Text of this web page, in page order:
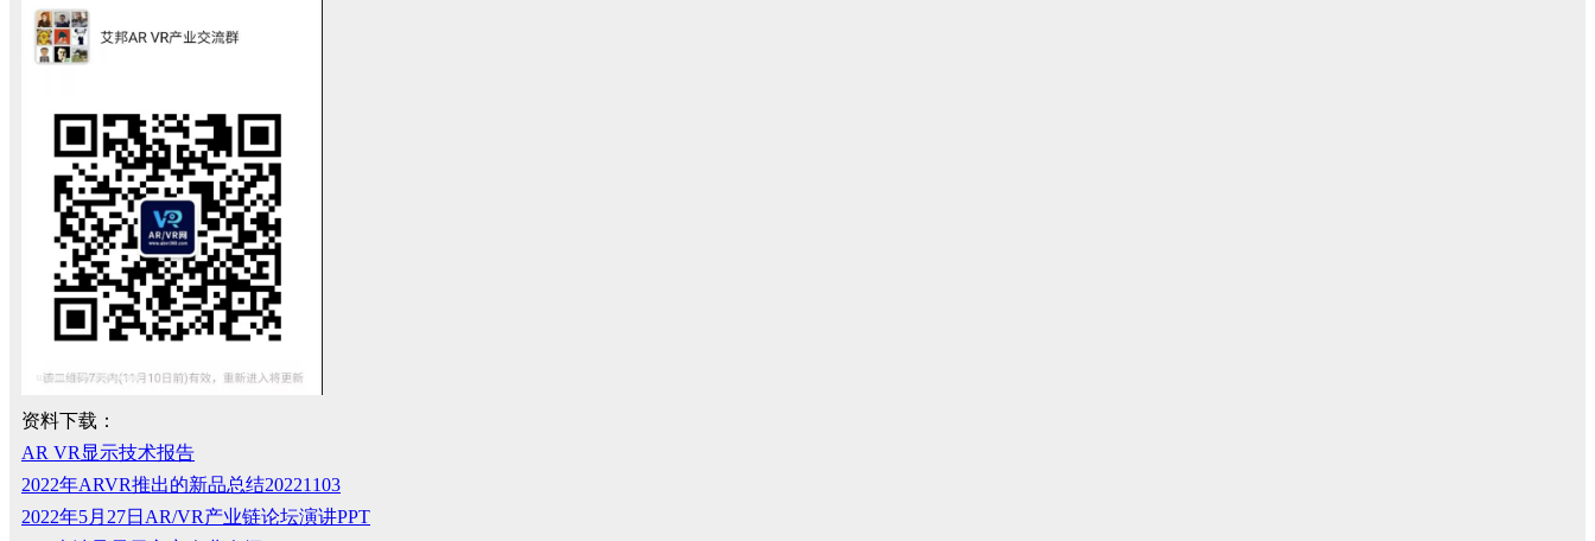
资料下载：
AR VR显示技术报告
2022年ARVR推出的新品总结20221103
2022年5月27日AR/VR产业链论坛演讲PPT